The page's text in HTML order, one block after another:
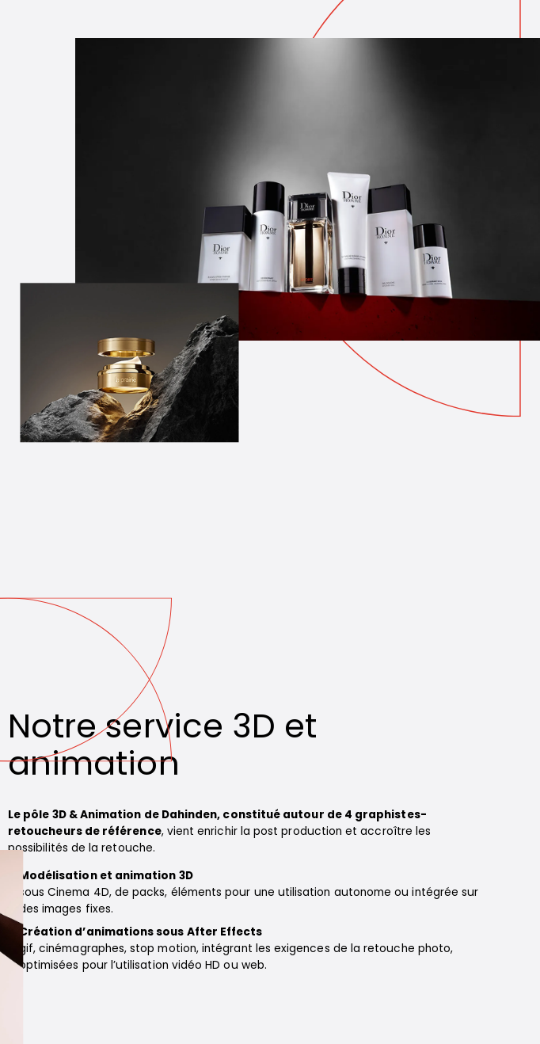
Notre service 3D et
animation
Le pôle 3D & Animation de Dahinden, constitué autour de 4 graphistes-
retoucheurs de référence, vient enrichir la post production et accroître les
possibilités de la retouche.
Modélisation et animation 3D
sous Cinema 4D, de packs, éléments pour une utilisation autonome ou intégrée sur
des images fixes.
Création d’animations sous After Effects
gif, cinémagraphes, stop motion, intégrant les exigences de la retouche photo,
optimisées pour l’utilisation vidéo HD ou web.